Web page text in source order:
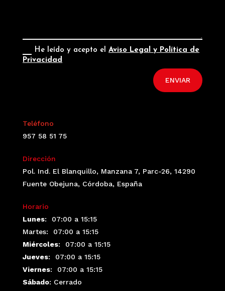
He leído y acepto elAviso Legal y Política de
Privacidad
ENVIAR
Teléfono
957 58 51 75
Dirección
Pol. Ind. El Blanquillo, Manzana 7, Parc-26, 14290
Fuente Obejuna, Córdoba, España
Horario
Lunes:
07:00 a 15:15
Martes: 07:00 a 15:15
Miércoles:
07:00 a 15:15
Jueves:
07:00 a 15:15
Viernes:
07:00 a 15:15
Sábado: Cerrado